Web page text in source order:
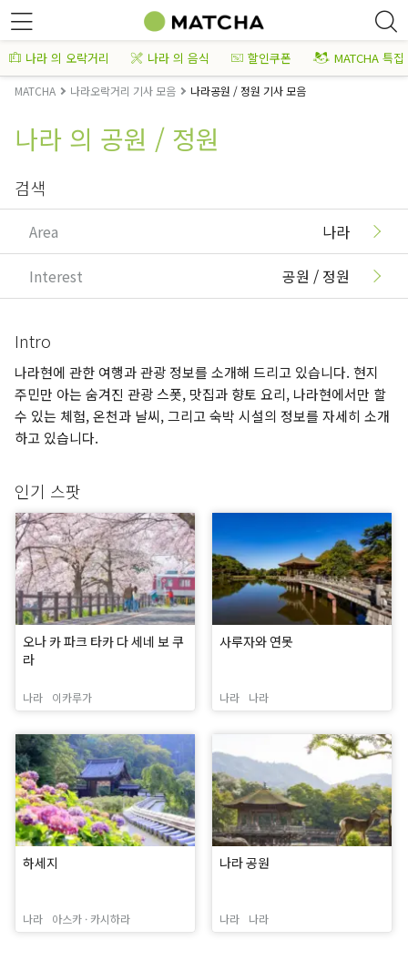
나라 의 오락거리 나라 의 음식 할인쿠폰 MATCHA 특집
MATCHA 나라오락거리 기사 모음 나라공원 / 정원 기사 모음
나라 의 공원 / 정원
검색
Area 나라
Interest 공원 / 정원
Intro
나라현에 관한 여행과 관광 정보를 소개해 드리고 있습니다. 현지
주민만 아는 숨겨진 관광 스폿, 맛집과 향토 요리, 나라현에서만 할
수 있는 체험, 온천과 날씨, 그리고 숙박 시설의 정보를 자세히 소개
하고 있습니다.
인기 스팟
오나 카 파크 타카 다 세네 보 쿠
라
나라 이카루가
사루자와 연못
나라 나라
하세지
나라 아스카 · 카시하라
나라 공원
나라 나라